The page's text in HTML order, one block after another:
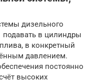
дизельного
подавать в цилиндры
в конкретный
давлением.
постоянно
высоких